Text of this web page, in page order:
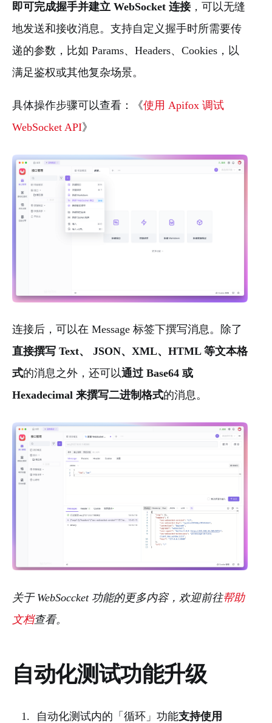
即可完成握手并建立 WebSocket 连接，可以无缝
地发送和接收消息。支持自定义握手时所需要传
递的参数，比如 Params、Headers、Cookies，以
满足鉴权或其他复杂场景。
具体操作步骤可以查看：《使用 Apifox 调试
WebSocket API》
连接后，可以在 Message 标签下撰写消息。除了
直接撰写 Text、 JSON、XML、HTML 等文本格
式的消息之外，还可以通过 Base64 或
Hexadecimal 来撰写二进制格式的消息。
关于 WebSoccket 功能的更多内容，欢迎前往帮助
文档查看。
自动化测试功能升级
自动化测试内的「循环」功能支持使用